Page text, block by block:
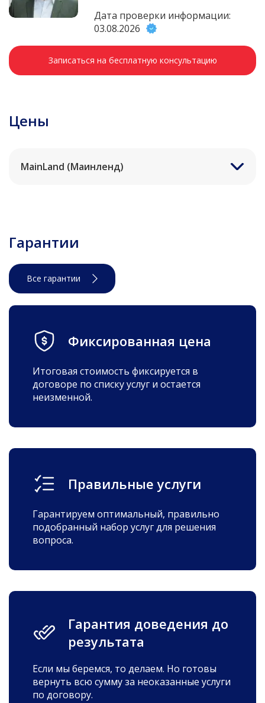
Дата проверки информации:
03.08.2026
Записаться на бесплатную консультацию
Цены
MainLand (Маинленд)
Гарантии
Все гарантии
Фиксированная цена
Итоговая стоимость фиксируется в
договоре по списку услуг и остается
неизменной.
Правильные услуги
Гарантируем оптимальный, правильно
подобранный набор услуг для решения
вопроса.
Гарантия доведения до
результата
Если мы беремся, то делаем. Но готовы
вернуть всю сумму за неоказанные услуги
по договору.